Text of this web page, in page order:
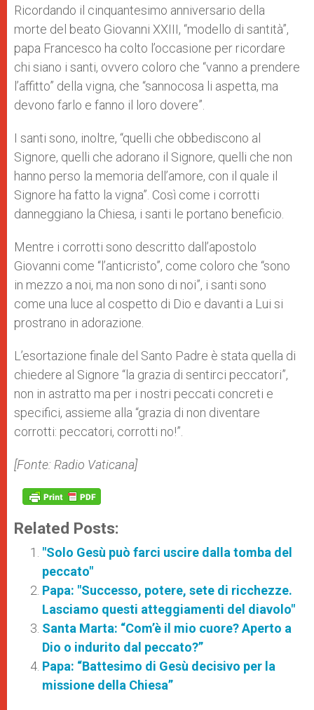
Ricordando il cinquantesimo anniversario della
morte del beato Giovanni XXIII, “modello di santità”,
papa Francesco ha colto l’occasione per ricordare
chi siano i santi, ovvero coloro che “vanno a prendere
l’affitto” della vigna, che “sannocosa li aspetta, ma
devono farlo e fanno il loro dovere”.
I santi sono, inoltre, “quelli che obbediscono al
Signore, quelli che adorano il Signore, quelli che non
hanno perso la memoria dell’amore, con il quale il
Signore ha fatto la vigna”. Così come i corrotti
danneggiano la Chiesa, i santi le portano beneficio.
Mentre i corrotti sono descritto dall’apostolo
Giovanni come “l’anticristo”, come coloro che “sono
in mezzo a noi, ma non sono di noi”, i santi sono
come una luce al cospetto di Dio e davanti a Lui si
prostrano in adorazione.
L’esortazione finale del Santo Padre è stata quella di
chiedere al Signore “la grazia di sentirci peccatori”,
non in astratto ma per i nostri peccati concreti e
specifici, assieme alla “grazia di non diventare
corrotti: peccatori, corrotti no!”.
[Fonte: Radio Vaticana]
Related Posts:
"Solo Gesù può farci uscire dalla tomba del
peccato"
Papa: "Successo, potere, sete di ricchezze.
Lasciamo questi atteggiamenti del diavolo"
Santa Marta: “Com’è il mio cuore? Aperto a
Dio o indurito dal peccato?”
Papa: “Battesimo di Gesù decisivo per la
missione della Chiesa”